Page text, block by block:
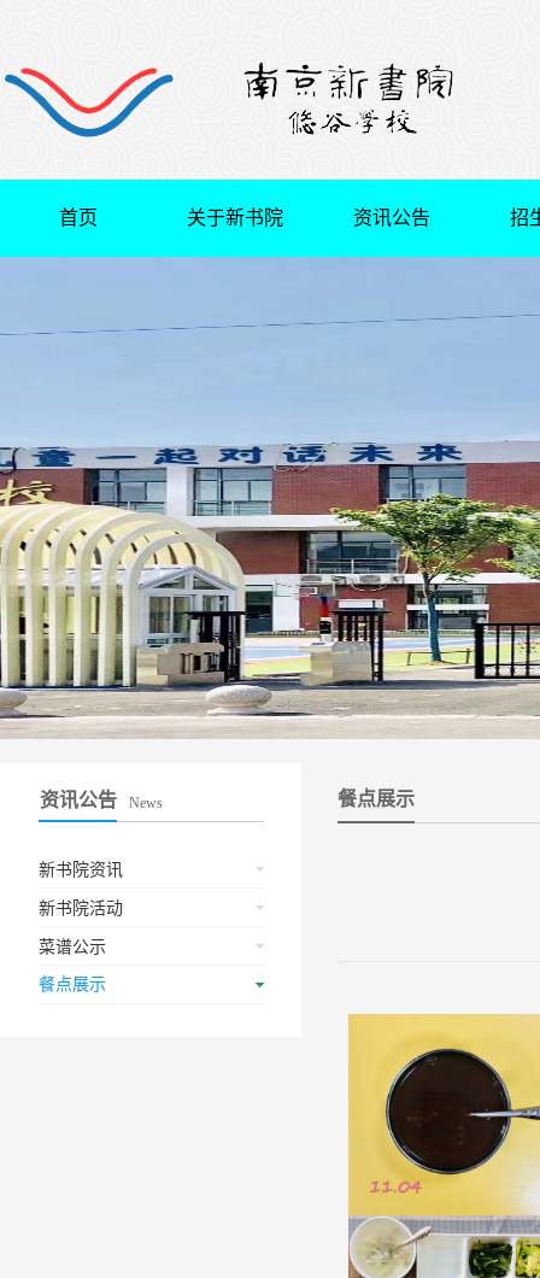
首页 关于新书院 资讯公告 招
资讯公告 News
新书院资讯
新书院活动
菜谱公示
餐点展示
餐点展示